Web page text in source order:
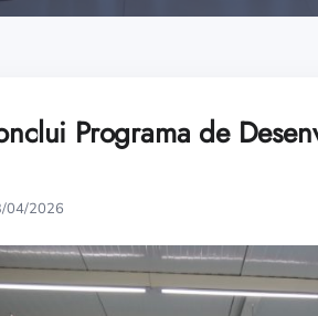
Programa de
04/2026